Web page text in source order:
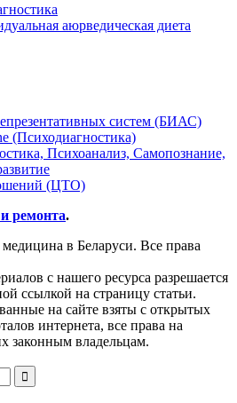
аюрведическая диета
систем (БИАС)
(Психодиагностика)
Психоанализ, Самопознание,
(ЦТО)
ремонта.
в Беларуси. Все права
с нашего ресурса разрешается
ссылкой на страницу статьи.
на сайте взяты с открытых
интернета, все права на
законным владельцам.